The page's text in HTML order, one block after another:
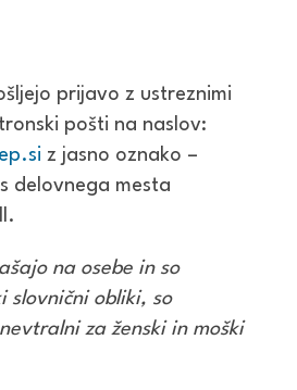
prijavo z ustreznimi
pošti na naslov:
z jasno oznako –
delovnega mesta
na osebe in so
slovnični obliki, so
za ženski in moški